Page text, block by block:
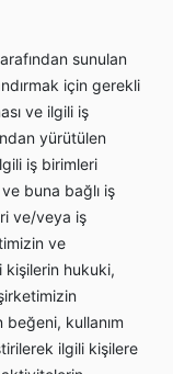
sunulan
için gerekli
ve ilgili iş
yürütülen
iş birimleri
ve buna bağlı iş
ve/veya iş
ve
kişilerin hukuki,
kullanım
ilgili kişilere